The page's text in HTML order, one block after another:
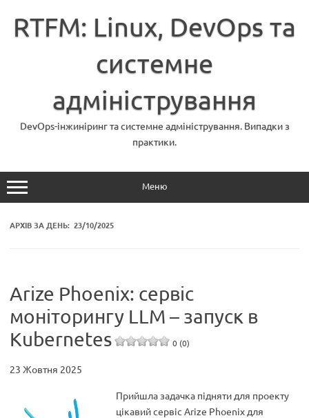
вмістуRTFM: Linux, DevOps та
системне
адміністрування
DevOps-інжиніринг та системне адміністрування. Випадки з
практики.
Меню
АРХІВ ЗА ДЕНЬ: 23/10/2025
Arize Phoenix: сервіс
моніторингу LLM – запуск в
Kubernetes
0 (0)
23 Жовтня 2025
Прийшла задачка підняти для проекту
цікавий сервіс Arize Phoenix для